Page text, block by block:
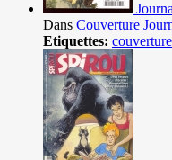
Dans Couverture
Etiquettes: couverture